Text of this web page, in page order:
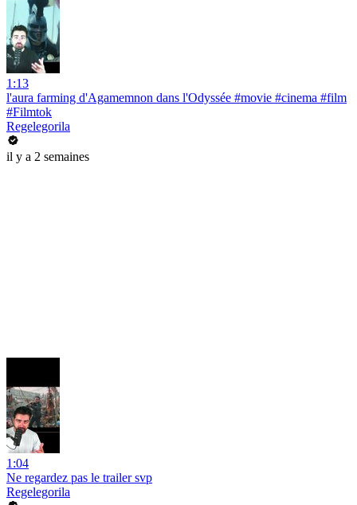
1:13
l'aura farming d'Agamemnon dans l'Odyssée #movie #cinema #film
#Filmtok
Regelegorila
il y a 2 semaines
1:04
Ne regardez pas le trailer svp
Regelegorila